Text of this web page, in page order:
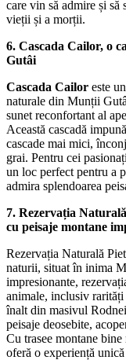
care vin să admire și să
vieții și a morții.
6. Cascada Cailor, o
Gutâi
Cascada Cailor este
naturale din Munții
sunet reconfortant al
Această cascadă
cascade mai mici,
grai. Pentru cei
un loc perfect pentru a
admira splendoarea
7. Rezervația
cu peisaje montane
Rezervația Naturală
naturii, situat în inima
impresionante,
animale, inclusiv
înalt din masivul
peisaje deosebite,
Cu trasee montane
oferă o experiență